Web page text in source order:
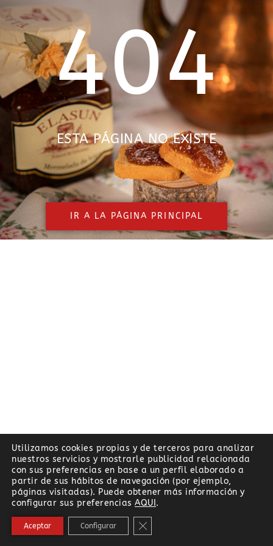
404
ESTA PÁGINA NO EXISTE
IR A LA PÁGINA PRINCIPAL
Utilizamos cookies propias y de terceros para analizar
nuestros servicios y mostrarle publicidad relacionada
con sus preferencias en base a un perfil elaborado a
partir de sus hábitos de navegación (por ejemplo,
páginas visitadas). Puede obtener más información y
configurar sus preferencias AQUI .
Aceptar Configurar Cerrar el banner de cookies